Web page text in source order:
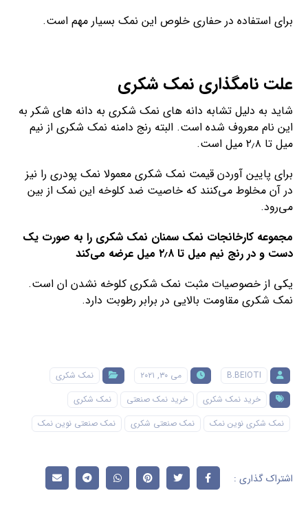
برای استفاده در حفاری خلوص این نمک بسیار مهم است.
علت نامگذاری نمک شکری
شاید به دلیل تشابه دانه های نمک شکری به دانه های شکر به
این نام معروف شده است. البته رنج دامنه نمک شکری از نیم
میل تا ۲٫۸ میل است.
برای پایین آوردن قیمت نمک شکری معمولا نمک پودری را نیز
در آن مخلوط می‌کنند که خاصیت ضد کلوخه این نمک از بین
می‌رود.
مجموعه کارخانجات نمک سمنان نمک شکری را به صورت یک
دست و در رنج نیم میل تا ۲٫۸ میل عرضه می‌کند
یکی از خصوصیات مثبت نمک شکری کلوخه نشدن ان است.
نمک شکری مقاومت بالایی در برابر رطوبت دارد.
B.BEIOTI می ۳۰, ۲۰۲۱
نمک شکری
خرید نمک شکری
خرید نمک صنعتی
نمک شکری
نمک شکری نوین نمک
نمک صنعتی شکری نمک صنعتی نوین نمک